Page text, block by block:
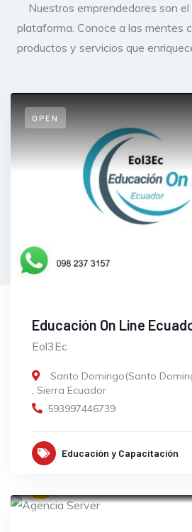
Nuestros emprendedores son
plataforma. Conoce a las mentes
productos y servicios que
OPEN
Educación On Line
Eol3Ec
Santo Domingo(Santo
, Sierra Ecuador
593997446739
Educación y Capacitación